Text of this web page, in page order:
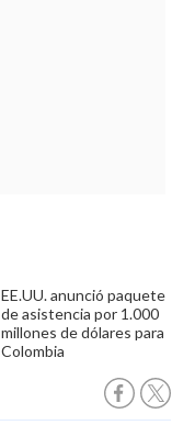
EE.UU. anunció paquete
de asistencia por 1.000
millones de dólares para
Colombia